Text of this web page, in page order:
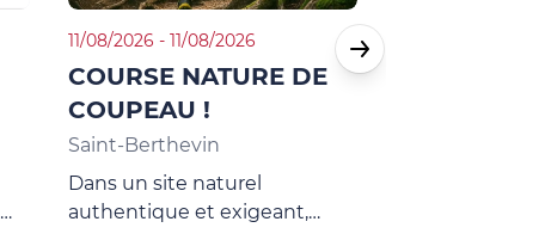
11/08/2026 - 11/08/2026
COURSE NATURE DE
COUPEAU !
Saint-Berthevin
Dans un site naturel
authentique et exigeant,